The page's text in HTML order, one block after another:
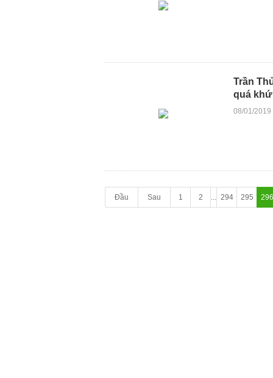
Trần
quá
08/01/2019
Đầu Sau 1 2 ... 294 295 296